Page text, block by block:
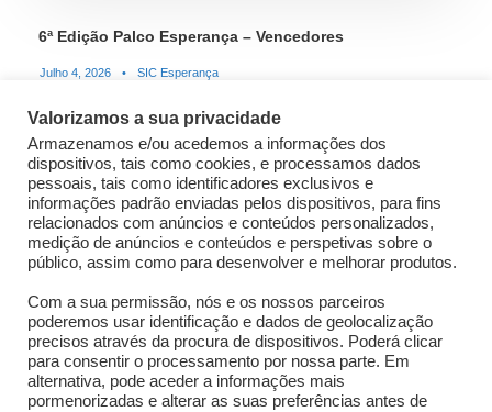
6ª Edição Palco Esperança – Vencedores
Julho 4, 2026 • SIC Esperança
STICKY POST
SIC Esperança
Valorizamos a sua privacidade
Armazenamos e/ou acedemos a informações dos
dispositivos, tais como cookies, e processamos dados
pessoais, tais como identificadores exclusivos e
informações padrão enviadas pelos dispositivos, para fins
relacionados com anúncios e conteúdos personalizados,
medição de anúncios e conteúdos e perspetivas sobre o
público, assim como para desenvolver e melhorar produtos.
Com a sua permissão, nós e os nossos parceiros
poderemos usar identificação e dados de geolocalização
precisos através da procura de dispositivos. Poderá clicar
para consentir o processamento por nossa parte. Em
alternativa, pode aceder a informações mais
pormenorizadas e alterar as suas preferências antes de